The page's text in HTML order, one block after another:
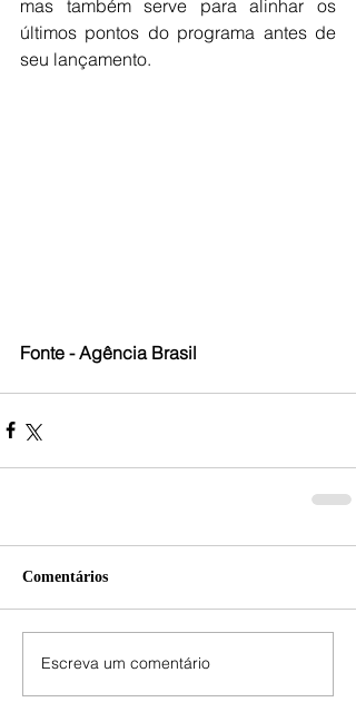
mas também serve para alinhar os
últimos pontos do programa antes de
seu lançamento.
Fonte - Agência Brasil
Comentários
Escreva um comentário